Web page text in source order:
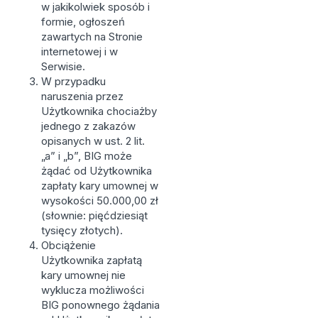
w jakikolwiek sposób i
formie, ogłoszeń
zawartych na Stronie
internetowej i w
Serwisie.
W przypadku
naruszenia przez
Użytkownika chociażby
jednego z zakazów
opisanych w ust. 2 lit.
„a” i „b”, BIG może
żądać od Użytkownika
zapłaty kary umownej w
wysokości 50.000,00 zł
(słownie: pięćdziesiąt
tysięcy złotych).
Obciążenie
Użytkownika zapłatą
kary umownej nie
wyklucza możliwości
BIG ponownego żądania